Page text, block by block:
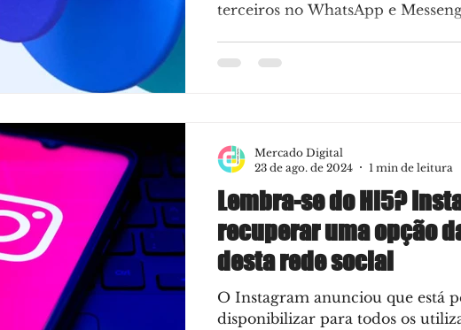
terceiros no WhatsApp e
Lembra-se do Hi5?
recuperar uma opção
desta rede social
O Instagram anunciou que está
disponibilizar para todos os
Mercado Digital
23 de ago. de 2024
1 min de leitura